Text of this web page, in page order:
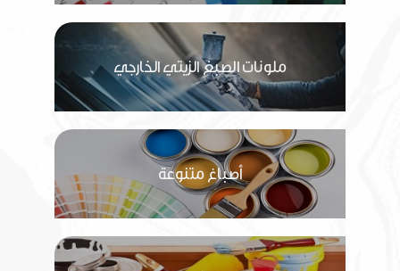
ملونات الصبغ الزيتي الخارجي
أصباغ متنوعة